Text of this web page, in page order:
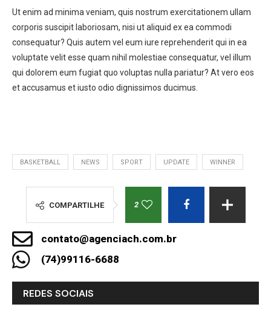
Ut enim ad minima veniam, quis nostrum exercitationem ullam
corporis suscipit laboriosam, nisi ut aliquid ex ea commodi
consequatur? Quis autem vel eum iure reprehenderit qui in ea
voluptate velit esse quam nihil molestiae consequatur, vel illum
qui dolorem eum fugiat quo voluptas nulla pariatur? At vero eos
et accusamus et iusto odio dignissimos ducimus.
BASKETBALL NEWS SPORT UPDATE WINNER
COMPARTILHE 2
contato@agenciach.com.br
(74)99116-6688
REDES SOCIAIS